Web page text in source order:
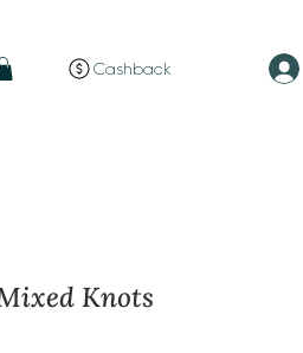
Cashback
Knots